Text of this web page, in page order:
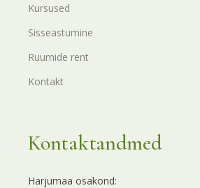
Kursused
Sisseastumine
Ruumide rent
Kontakt
Kontaktandmed
Harjumaa osakond: